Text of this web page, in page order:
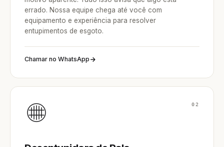
errado. Nossa equipe chega até você com
equipamento e experiência para resolver
entupimentos de esgoto.
Chamar no WhatsApp
02